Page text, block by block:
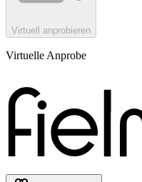
Virtuell anprobieren
Virtuelle Anprobe